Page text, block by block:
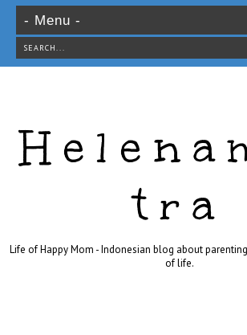
tra
Life of Happy Mom - Indonesian blog about
of life.